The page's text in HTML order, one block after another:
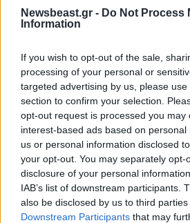
Newsbeast.gr - Do Not Process
Information
If you wish to opt-out of the sale,
processing of your personal or
targeted advertising by us, please
section to confirm your selection.
opt-out request is processed you may
interest-based ads based on
us or personal information disclosed
your opt-out. You may separately opt-
disclosure of your personal
IAB’s list of downstream participants.
also be disclosed by us to third
Downstream Participants that may
εσεις 19·10·2018 00:41
εσεις ολα σας τα χρηματα ή οτι
τελοσπαντων σε αυτους που
αλλα αντιθετως αντι να
που τοσο λυπαστε, σκορπατε
ιντερνετ για να σχολιαζετε και
του καναπεως. ρε αι σιχ...!
Απαντήστε